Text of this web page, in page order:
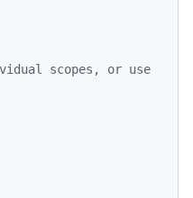
scopes, or use